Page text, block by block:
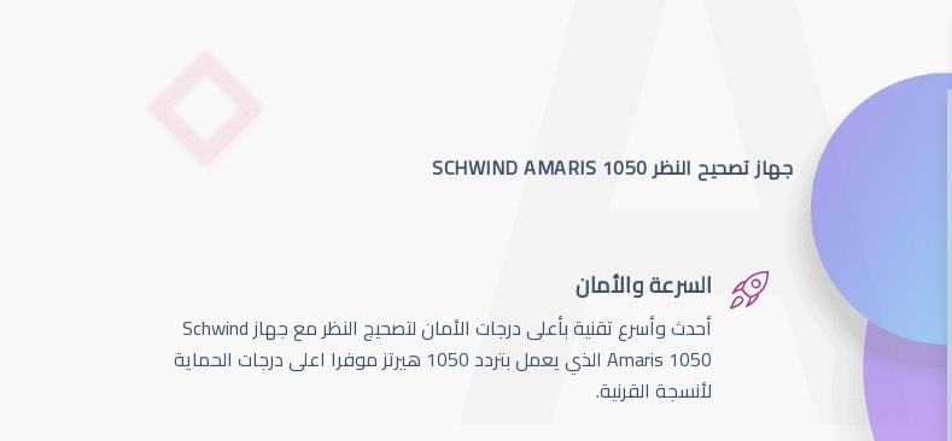
جهاز تصحيح النظر SCHWIND AMARIS 1050
السرعة والأمان
أحدث وأسرع تقنية بأعلى درجات الأمان لتصحيج النظر مع جهاز Schwind
Amaris 1050 الذي يعمل بتردد 1050 هيرتز موفرا اعلى درجات الحماية
لأنسجة القرنية.